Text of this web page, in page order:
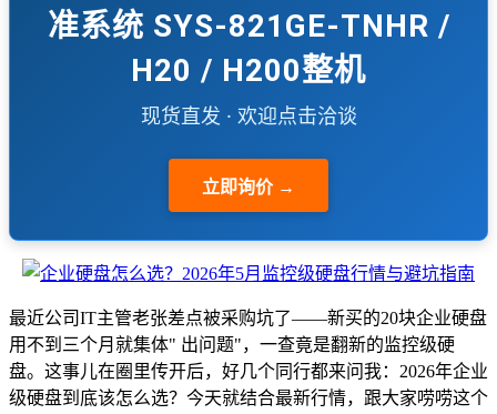
准系统 SYS-821GE-TNHR /
H20 / H200整机
现货直发 · 欢迎点击洽谈
立即询价 →
最近公司IT主管老张差点被采购坑了——新买的20块企业硬盘
用不到三个月就集体" 出问题"，一查竟是翻新的监控级硬
盘。这事儿在圈里传开后，好几个同行都来问我：2026年企业
级硬盘到底该怎么选？今天就结合最新行情，跟大家唠唠这个